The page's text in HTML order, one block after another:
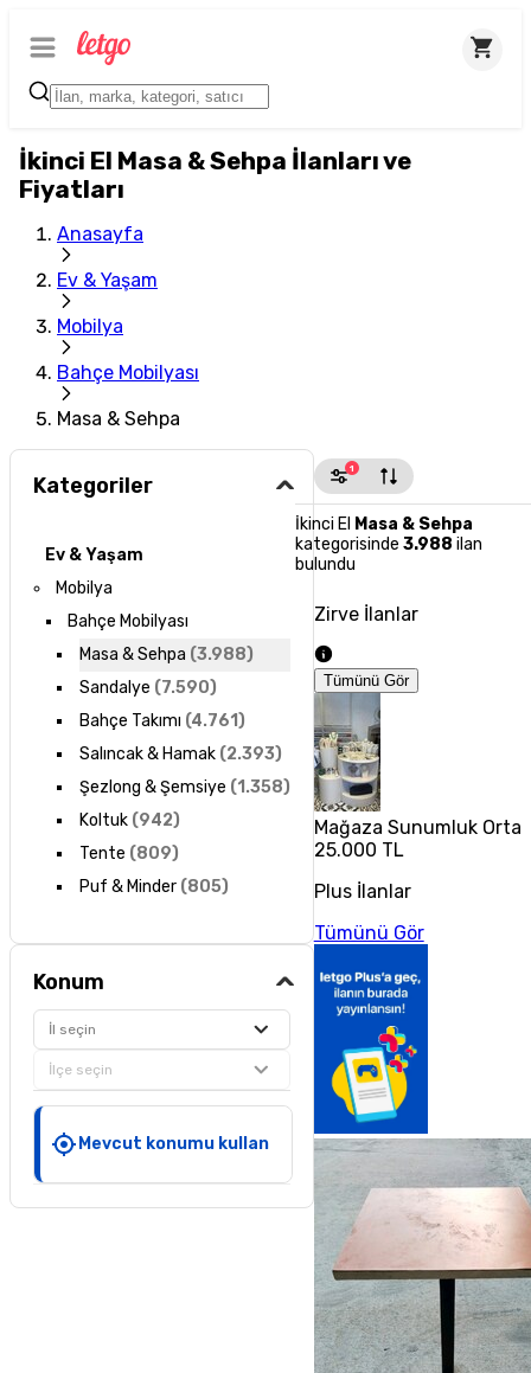
İkinci El Masa & Sehpa İlanları ve
Fiyatları
Anasayfa
Ev & Yaşam
Mobilya
Bahçe Mobilyası
Masa & Sehpa
Kategoriler
Ev & Yaşam
Mobilya
Bahçe Mobilyası
Masa & Sehpa (3.988)
Sandalye (7.590)
Bahçe Takımı (4.761)
Salıncak & Hamak(2.393)
Şezlong & Şemsiye (1.358)
Koltuk(942)
Tente (809)
Puf & Minder(805)
Konum
İl seçin
İlçe seçin
Mevcut konumu kullan
1
İkinci El Masa & Sehpa
kategorisinde 3.988 ilan
bulundu
Zirve İlanlar
Tümünü Gör
Mağaza Sunumluk Orta
25.000 TL
Plus İlanlar
Tümünü Gör